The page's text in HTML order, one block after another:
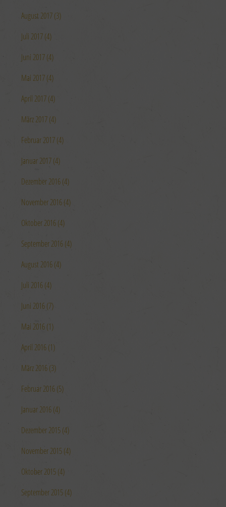
August 2017 (3)
Juli 2017 (4)
Juni 2017 (4)
Mai 2017 (4)
April 2017 (4)
März 2017 (4)
Februar 2017 (4)
Januar 2017 (4)
Dezember 2016 (4)
November 2016 (4)
Oktober 2016 (4)
September 2016 (4)
August 2016 (4)
Juli 2016 (4)
Juni 2016 (7)
Mai 2016 (1)
April 2016 (1)
März 2016 (3)
Februar 2016 (5)
Januar 2016 (4)
Dezember 2015 (4)
November 2015 (4)
Oktober 2015 (4)
September 2015 (4)